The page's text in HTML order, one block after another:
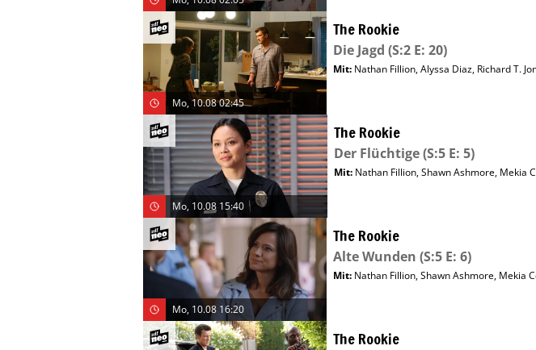
Mo, 10.08 02:45
The Rookie
Die Jagd (S:2 E: 20)
Mit: Nathan Fillion,Alyssa Diaz, Richard T.
Mo, 10.08 15:40
The Rookie
Der Flüchtige(S:5 E: 5)
Mit: Nathan Fillion,Shawn Ashmore, Mekia
Mo, 10.08 16:20
The Rookie
Alte Wunden (S:5 E: 6)
Mit: Nathan Fillion,Shawn Ashmore, Mekia
The Rookie